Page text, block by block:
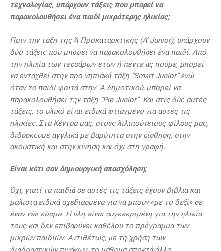
τεχνολογίας, υπάρχουν τάξεις που μπορεί να
παρακολουθήσει ένα παιδί μικρότερης ηλικίας;
Πριν την τάξη της Ά Προκαταρκτικής (A’ Junior), υπάρχουν
δύο τάξεις που μπορεί να παρακολουθήσει ένα παιδί. Από
την ηλικία των τεσσάρων ετών ή πέντε ας πούμε, μπορεί
να ενταχθεί στην προ-νηπιακή τάξη “Smart Junior” ενώ
όταν το παιδί φοιτά στην ΄Α δημοτικού, μπορεί να
παρακολουθήσει την τάξη “Pre Junior”. Και στις δύο αυτές
τάξεις, το υλικό είναι ειδικά φτιαγμένο για αυτές τις
ηλικίες. Στα Κέντρα μας, στους λιλιπούτειους φίλους μας,
διδάσκουμε αγγλικά με βαρύτητα στην αίσθηση, στην
ακουστική και στην κίνηση και όχι στη γραφή.
Είναι κάτι σαν δημιουργική απασχόληση;
Όχι, γιατί τα παιδιά σε αυτές τις τάξεις έχουν βιβλία και
μάλιστα ειδικά σχεδιασμένα για να μπουν «με το δεξί» σε
έναν νέο κόσμο. Η ύλη είναι συγκεκριμένη για την ηλικία
τους και δεν επιβαρύνει καθόλου το πρόγραμμα των
μικρών παιδιών. Αντιθέτως, με τη χρήση των